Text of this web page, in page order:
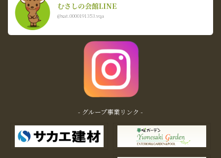
むさしの会館LINE
@xat.0000191353.vqa
- グループ事業リンク -